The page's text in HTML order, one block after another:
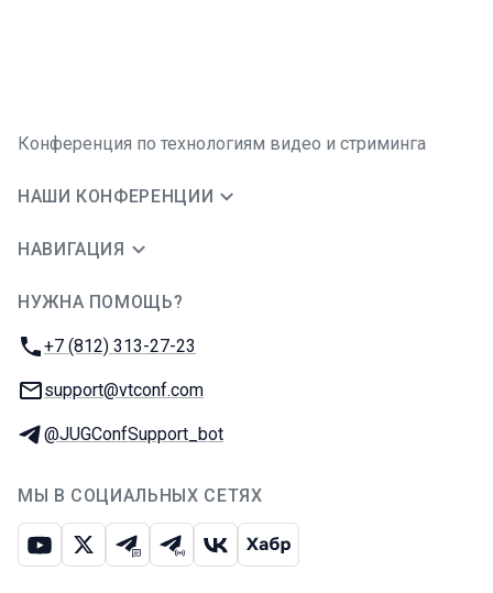
Конференция по технологиям видео и стриминга
НАШИ КОНФЕРЕНЦИИ
НАВИГАЦИЯ
НУЖНА ПОМОЩЬ?
Телефон:
+7 (812) 313-27-23
E-mail:
support@vtconf.com
Телеграм:
@JUGConfSupport_bot
МЫ В СОЦИАЛЬНЫХ СЕТЯХ
ЮтубИкс Телеграм-чат
Телеграм-канал
ВКонтакте
Хабр